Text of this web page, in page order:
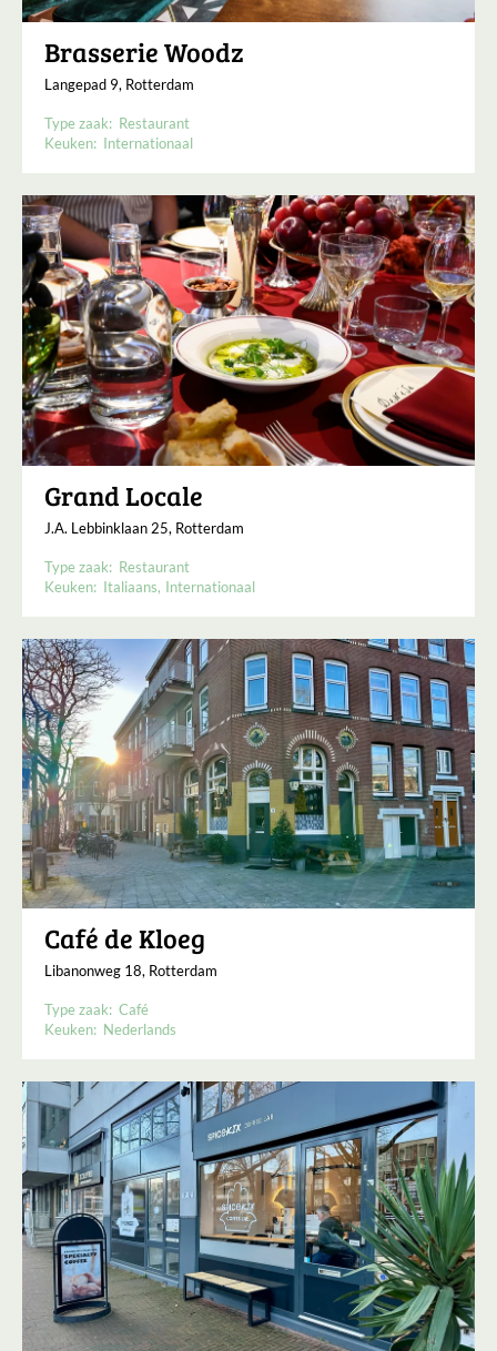
Brasserie Woodz
Langepad 9, Rotterdam
Type zaak: Restaurant
Keuken: Internationaal
Grand Locale
J.A. Lebbinklaan 25, Rotterdam
Type zaak: Restaurant
Keuken: Italiaans Internationaal
Café de Kloeg
Libanonweg 18, Rotterdam
Type zaak: Café
Keuken: Nederlands